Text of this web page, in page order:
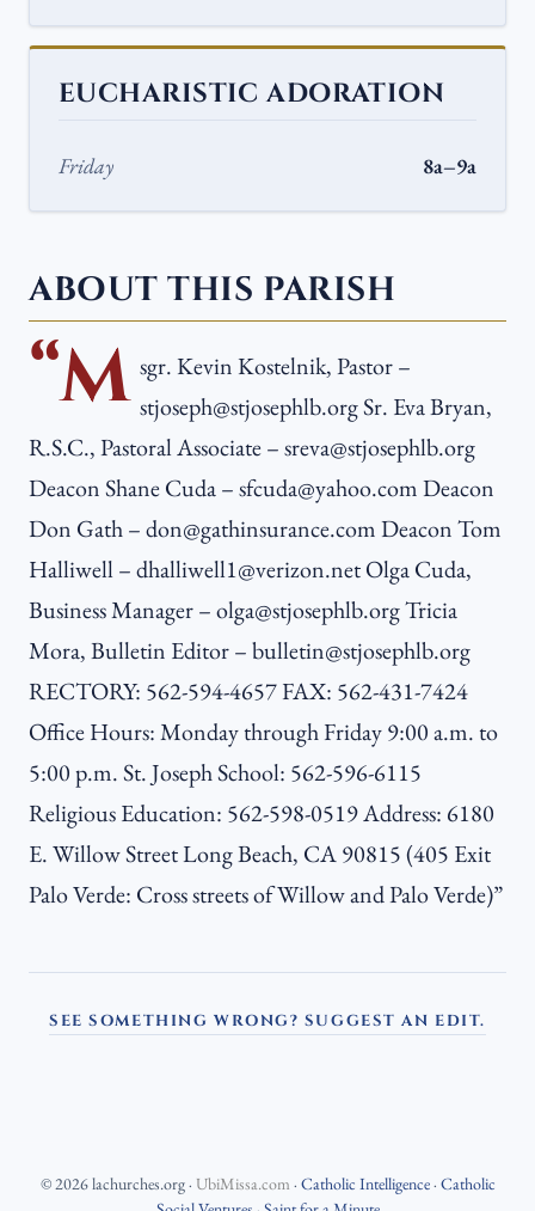
EUCHARISTIC ADORATION
Friday 8a–9a
ABOUT THIS PARISH
“M sgr. Kevin Kostelnik, Pastor –
stjoseph@stjosephlb.org Sr. Eva Bryan,
R.S.C., Pastoral Associate – sreva@stjosephlb.org
Deacon Shane Cuda – sfcuda@yahoo.com Deacon
Don Gath – don@gathinsurance.com Deacon Tom
Halliwell – dhalliwell1@verizon.net Olga Cuda,
Business Manager – olga@stjosephlb.org Tricia
Mora, Bulletin Editor – bulletin@stjosephlb.org
RECTORY: 562-594-4657 FAX: 562-431-7424
Office Hours: Monday through Friday 9:00 a.m. to
5:00 p.m. St. Joseph School: 562-596-6115
Religious Education: 562-598-0519 Address: 6180
E. Willow Street Long Beach, CA 90815 (405 Exit
Palo Verde: Cross streets of Willow and Palo Verde)”
SEE SOMETHING WRONG? SUGGEST AN EDIT.
©2026lachurches.org· UbiMissa.com · Catholic Intelligence· Catholic